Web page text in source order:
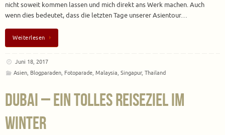
nicht soweit kommen lassen und mich direkt ans Werk machen. Auch
wenn dies bedeutet, dass die letzten Tage unserer Asientour…
Weiterlesen
Juni 18, 2017
Asien, Blogparaden, Fotoparade, Malaysia Singapur, Thailand
Dubai – ein tolles Reiseziel im
Winter